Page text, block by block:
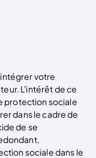
votre
L'intérêt de ce
protection sociale
dans le cadre de
de se
sociale dans le